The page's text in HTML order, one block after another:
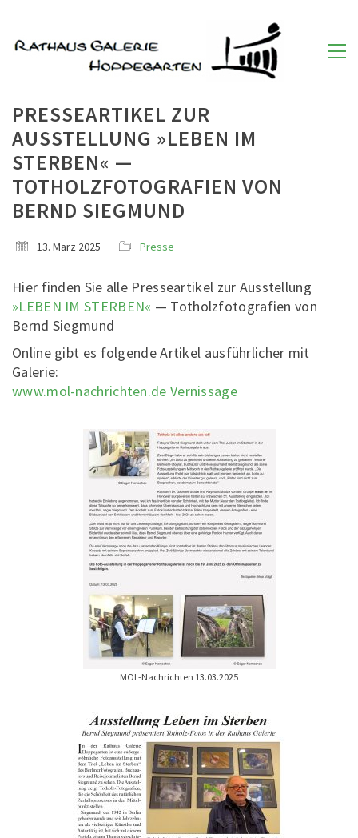
PRESSEARTIKEL ZUR
AUSSTELLUNG »LEBEN IM
STERBEN« —
TOTHOLZFOTOGRAFIEN VON
BERND SIEGMUND
13. März 2025 Presse
Hier finden Sie alle Presseartikel zur Ausstellung
»LEBEN IM STERBEN« — Totholzfotografien von
Bernd Siegmund
Online gibt es folgende Artikel ausführlicher mit
Galerie:
www.mol-nachrichten.de Vernissage
MOL-Nachrichten 13.03.2025